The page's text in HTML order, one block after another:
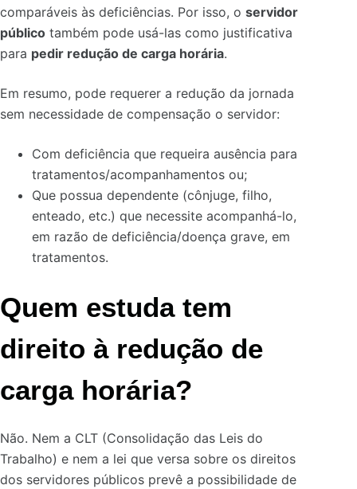
comparáveis às deficiências. Por isso, o servidor
público também pode usá-las como justificativa
para pedir redução de carga horária.
Em resumo, pode requerer a redução da jornada
sem necessidade de compensação o servidor:
Com deficiência que requeira ausência para
tratamentos/acompanhamentos ou;
Que possua dependente (cônjuge, filho,
enteado, etc.) que necessite acompanhá-lo,
em razão de deficiência/doença grave, em
tratamentos.
Quem estuda tem
direito à redução de
carga horária?
Não. Nem a CLT (Consolidação das Leis do
Trabalho) e nem a lei que versa sobre os direitos
dos servidores públicos prevê a possibilidade de